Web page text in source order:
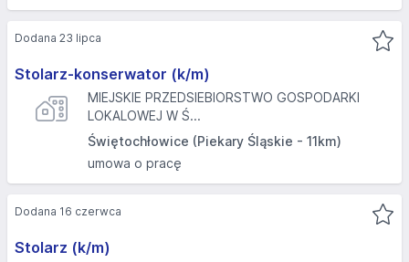
Stolarz-konserwator (k/m)
MIEJSKIE PRZEDSIEBIORSTWO GOSPODARKI
LOKALOWEJ W Ś...
Świętochłowice (Piekary Śląskie - 11km)
umowa o pracę
Dodana 23 lipca
Stolarz (k/m)
Dodana 16 czerwca